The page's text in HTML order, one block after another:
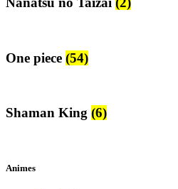
One piece (54)
Shaman King (6)
Animes